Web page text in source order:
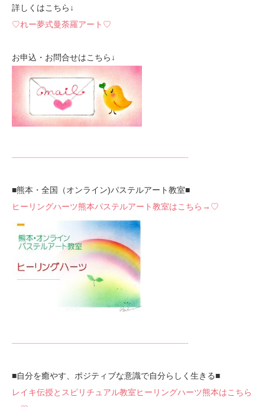
詳しくはこちら↓
♡れー夢式曼荼羅アート♡
お申込・お問合せはこちら↓
—————————————————————-
■熊本・全国（オンライン)パステルアート教室■
ヒーリングハーツ熊本パステルアート教室はこちら→♡
—————————————————————-
■自分を癒やす、ポジティブな意識で自分らしく生きる■
レイキ伝授とスピリチュアル教室ヒーリングハーツ熊本はこちら